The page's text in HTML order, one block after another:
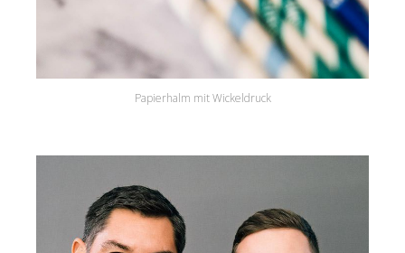
Papierhalm mit Wickeldruck